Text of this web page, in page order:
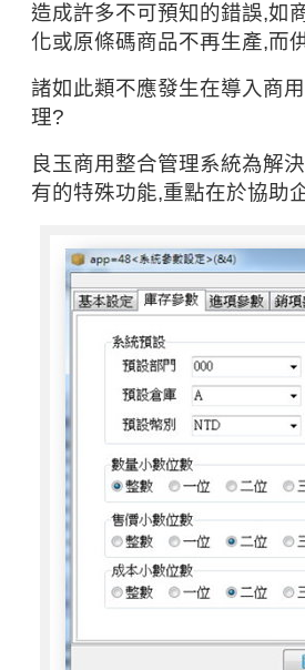
造成許多不可預知的錯誤,如
化或原條碼商品不再生產,而
諸如此類不應發生在導入商
理?
良玉商用整合管理系統為解
有的特殊功能,重點在於協助